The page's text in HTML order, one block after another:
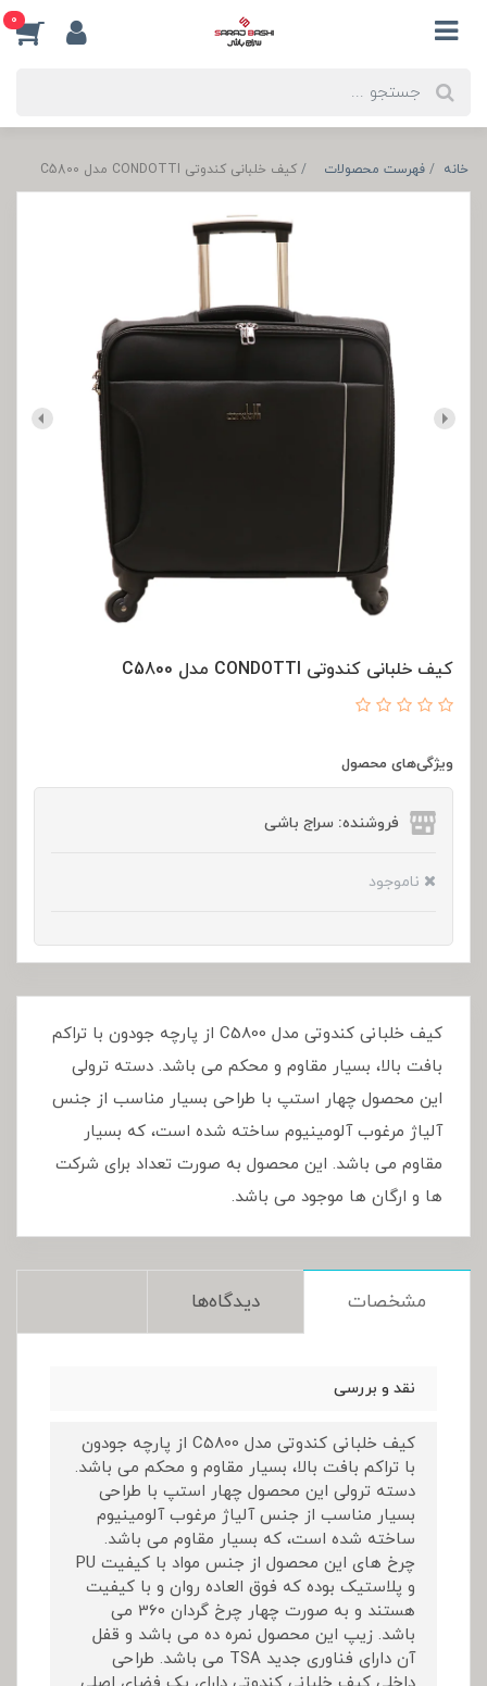
0
خانه فهرست محصولات کیف خلبانی کندوتی CONDOTTI مدل C5800
کیف خلبانی کندوتی CONDOTTI مدل C5800
ویژگی‌های محصول
فروشنده: سراج باشی
ناموجود
کیف خلبانی کندوتی مدل C5800 از پارچه جودون با تراکم
بافت بالا، بسیار مقاوم و محکم می باشد. دسته ترولی
این محصول چهار استپ با طراحی بسیار مناسب از جنس
آلیاژ مرغوب آلومینیوم ساخته شده است، که بسیار
مقاوم می باشد. این محصول به صورت تعداد برای شرکت
ها و ارگان ها موجود می باشد.
مشخصات دیدگاه‌ها
نقد و بررسی
کیف خلبانی کندوتی مدل C5800 از پارچه جودون
با تراکم بافت بالا، بسیار مقاوم و محکم می باشد.
دسته ترولی این محصول چهار استپ با طراحی
بسیار مناسب از جنس آلیاژ مرغوب آلومینیوم
ساخته شده است، که بسیار مقاوم می باشد.
چرخ های این محصول از جنس مواد با کیفیت PU
و پلاستیک بوده که فوق العاده روان و با کیفیت
هستند و به صورت چهار چرخ گردان 360 می
باشد. زیپ این محصول نمره ده می باشد و قفل
آن دارای فناوری جدید TSA می باشد. طراحی